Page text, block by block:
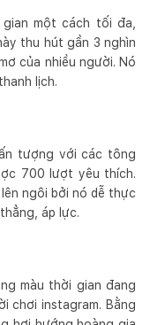
một cách tối đa,
thu hút gần 3 nghìn
của nhiều người. Nó
lịch.
tượng với các tông
700 lượt yêu thích.
ngôi bởi nó dễ thực
áp lực.
màu thời gian đang
chơi instagram. Bằng